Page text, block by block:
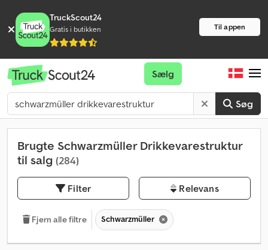
TruckScout24
Gratis i butikken Til appen
Søg
Sælg
Brugte Schwarzmüller Drikkevarestruktur
til salg (284)
Filter Relevans
Fjern alle filtre Schwarzmüller